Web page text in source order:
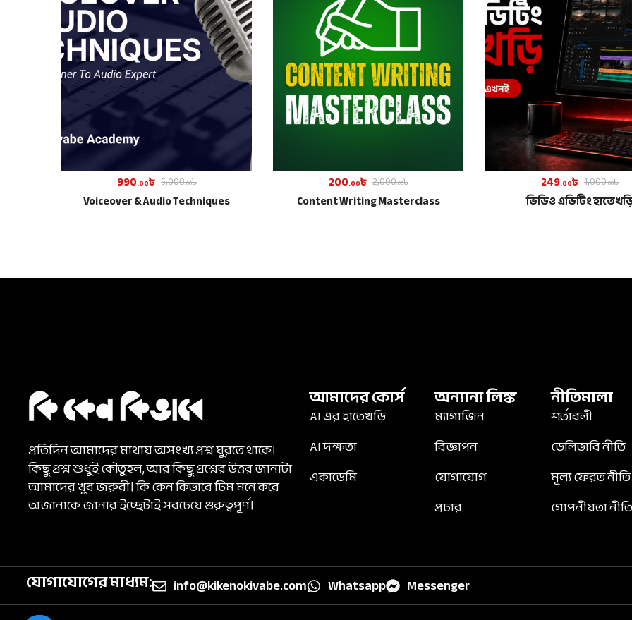
990.00৳ 5,000.00৳
Voiceover & Audio Techniques
200.00৳ 2,000.00৳
Content Writing Masterclass
249.00৳ 1,000.00৳
ভিডিও এডিটিং
প্রতিদিন আমাদের মাথায় অসংখ্য প্রশ্ন ঘুরতে থাকে।
কিছু প্রশ্ন শুধুই কৌতুহল, আর কিছু প্রশ্নের উত্তর জানাটা
আমাদের খুব জরুরী। কি কেন কিভাবে টিম মনে করে
অজানাকে জানার ইচ্ছেটাই সবচেয়ে গুরুত্বপূর্ণ।
আমাদের কোর্স
AI এর হাতেখড়ি
AI দক্ষতা
একাডেমি
অন্যান্য লিঙ্ক
ম্যাগাজিন
বিজ্ঞাপন
যোগাযোগ
প্রচার
নীতিমালা
শর্তাবলী
ডেলিভারি নীতি
মূল্য ফেরত নীতি
গোপনীয়তা নীতি
যোগাযোগের মাধ্যম: info@kikenokivabe.com Whatsapp Messenger